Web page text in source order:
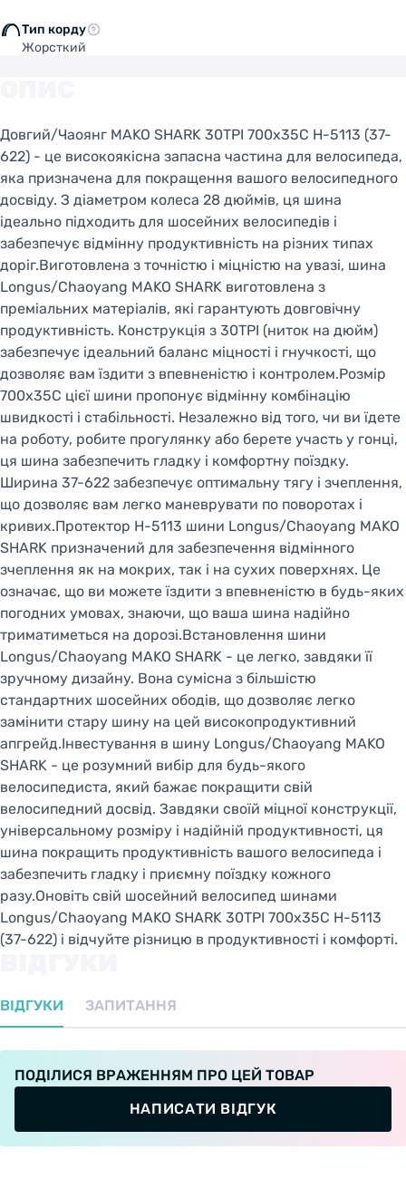
Тип корду
Жорсткий
Довгий/Чаоянг MAKO SHARK 30TPI 700x35C H-5113 (37-
622) - це високоякісна запасна частина для велосипеда,
яка призначена для покращення вашого велосипедного
досвіду. З діаметром колеса 28 дюймів, ця шина
ідеально підходить для шосейних велосипедів і
забезпечує відмінну продуктивність на різних типах
доріг.Виготовлена з точністю і міцністю на увазі, шина
Longus/Chaoyang MAKO SHARK виготовлена з
преміальних матеріалів, які гарантують довговічну
продуктивність. Конструкція з 30TPI (ниток на дюйм)
забезпечує ідеальний баланс міцності і гнучкості, що
дозволяє вам їздити з впевненістю і контролем.Розмір
700x35C цієї шини пропонує відмінну комбінацію
швидкості і стабільності. Незалежно від того, чи ви їдете
на роботу, робите прогулянку або берете участь у гонці,
ця шина забезпечить гладку і комфортну поїздку.
Ширина 37-622 забезпечує оптимальну тягу і зчеплення,
що дозволяє вам легко маневрувати по поворотах і
кривих.Протектор H-5113 шини Longus/Chaoyang MAKO
SHARK призначений для забезпечення відмінного
зчеплення як на мокрих, так і на сухих поверхнях. Це
означає, що ви можете їздити з впевненістю в будь-яких
погодних умовах, знаючи, що ваша шина надійно
триматиметься на дорозі.Встановлення шини
Longus/Chaoyang MAKO SHARK - це легко, завдяки її
зручному дизайну. Вона сумісна з більшістю
стандартних шосейних ободів, що дозволяє легко
замінити стару шину на цей високопродуктивний
апгрейд.Інвестування в шину Longus/Chaoyang MAKO
SHARK - це розумний вибір для будь-якого
велосипедиста, який бажає покращити свій
велосипедний досвід. Завдяки своїй міцної конструкції,
універсальному розміру і надійній продуктивності, ця
шина покращить продуктивність вашого велосипеда і
забезпечить гладку і приємну поїздку кожного
разу.Оновіть свій шосейний велосипед шинами
Longus/Chaoyang MAKO SHARK 30TPI 700x35C H-5113
(37-622) і відчуйте різницю в продуктивності і комфорті.
ВІДГУКИ ЗАПИТАННЯ
ПОДІЛИСЯ ВРАЖЕННЯМ ПРО ЦЕЙ ТОВАР
НАПИСАТИ ВІДГУК
Do you want to switch to the Dutch version of the
site or stay on the Ukrainian version?
STAY ON FACEBIKE.UA